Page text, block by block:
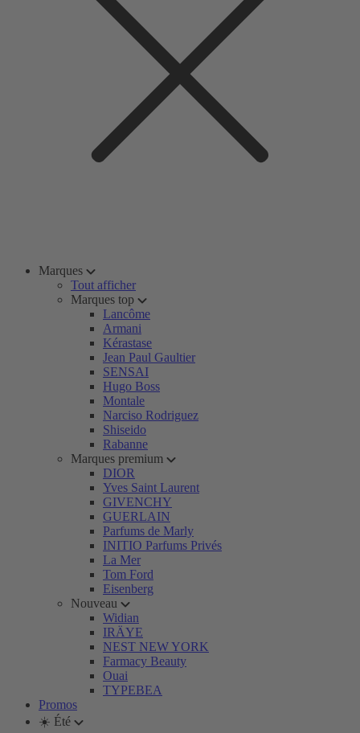
Marques
Tout afficher
Marques top
Lancôme
Armani
Kérastase
Jean Paul Gaultier
SENSAI
Hugo Boss
Montale
Narciso Rodriguez
Shiseido
Rabanne
Marques premium
DIOR
Yves Saint Laurent
GIVENCHY
GUERLAIN
Parfums de Marly
INITIO Parfums Privés
La Mer
Tom Ford
Eisenberg
Nouveau
Widian
IRÄYE
NEST NEW YORK
Farmacy Beauty
Ouai
TYPEBEA
Promos
☀️ Été